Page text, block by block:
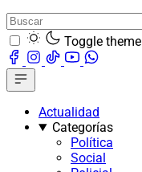
Toggle theme
Actualidad
Categorías
Política
Social